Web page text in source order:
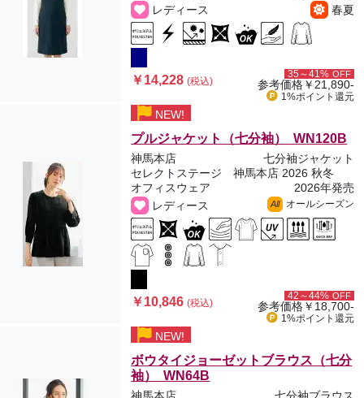
レディース
春夏
￥14,228(税込)
35～41% OFF
参考価格￥21,890-
1%ポイント 還元
NEW!
プルジャケット（七分袖） WN120B
神馬本店
七分袖ジャケット
セレクトステージ 神馬本店 2026 秋冬
オフィスウェア
2026年発売
レディース
All オールシーズン
￥10,846(税込)
42～44% OFF
参考価格￥18,700-
1%ポイント 還元
NEW!
ボウタイジョーゼットブラウス（七分
袖） WN64B